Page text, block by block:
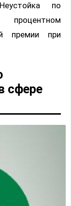
по
премии при
сфере